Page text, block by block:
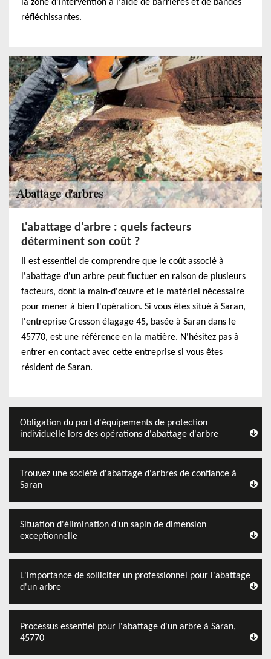
la zone d'intervention à l'aide de barrières et de bandes
réfléchissantes.
L'abattage d'arbre : quels facteurs
déterminent son coût ?
Il est essentiel de comprendre que le coût associé à
l'abattage d'un arbre peut fluctuer en raison de plusieurs
facteurs, dont la main-d'œuvre et le matériel nécessaire
pour mener à bien l'opération. Si vous êtes situé à Saran,
l'entreprise Cresson élagage 45, basée à Saran dans le
45770, est une référence en la matière. N'hésitez pas à
entrer en contact avec cette entreprise si vous êtes
résident de Saran.
Obligation du port d'équipements de protection
individuelle lors des opérations d'abattage d'arbre
Trouvez une société d'abattage d'arbres de confiance à
Saran
Situation d'élimination d'un sapin de dimension
exceptionnelle
L'importance de solliciter un professionnel pour l'abattage
d'un arbre
Processus essentiel pour l'abattage d'un arbre à Saran,
45770